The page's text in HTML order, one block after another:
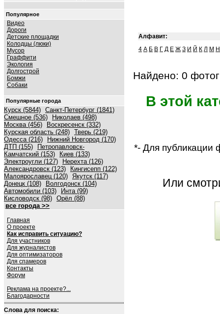
Популярное
Видео
Дороги
Детские площадки
Колодцы (люки)
Мусор
Граффити
Экология
Долгострой
Бомжи
Собаки
Популярные города
Курск (5844) Санкт-Петербург (1841)
Смешное (536)
Николаев (498)
Москва (456)
Воскресенск (332)
Курская область (248) Тверь (219)
Одесса (216)
Нижний Новгород (170)
ДТП (155)
Петропавловск-
Камчатский (153)
Киев (133)
Электроугли (127)
Нерехта (126)
Александровск (123)
Кингисепп (122)
Малоярославец (120) Якутск (117)
Донецк (108)
Волгодонск (104)
Автомобили (103)
Инта (99)
Кисловодск (98) Орёл (88)
все города >>
Главная
О проекте
Как исправить ситуацию?
Для участников
Для журналистов
Для оптимизаторов
Для спамеров
Контакты
Форум
Реклама на проекте?...
Благодарности
Слова для поиска:
Алфавит:
4 А Б В Г Д Е Ж З И Й К Л М Н
Найдено: 0
В этой
*- Для публикации
Или